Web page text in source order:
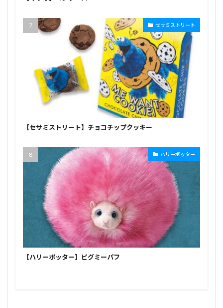
セサミストリート
【セサミストリート】チョコチップクッキー
ハリーポッター
【ハリーポッター】ピグミーパフ